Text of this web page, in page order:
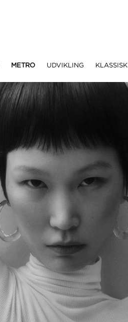
METRO UDVIKLING KLASSISK